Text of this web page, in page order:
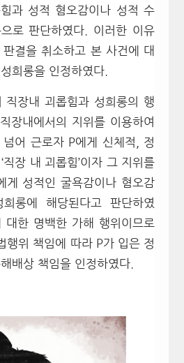
과 성적 혐오감이나 성적 수
로 판단하였다. 이러한 이유
결을 취소하고 본 사건에 대
희롱을 인정하였다.
직장내 괴롭힘과 성희롱의 행
장내에서의 지위를 이용하여
어 근로자 P에게 신체적, 정
직장 내 괴롭힘’이자 그 지위를
게 성적인 굴욕감이나 혐오감
롱에 해당된다고 판단하였
한 명백한 가해 행위이므로
행위 책임에 따라 P가 입은 정
배상 책임을 인정하였다.